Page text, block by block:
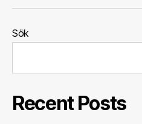
Sök
Recent Posts